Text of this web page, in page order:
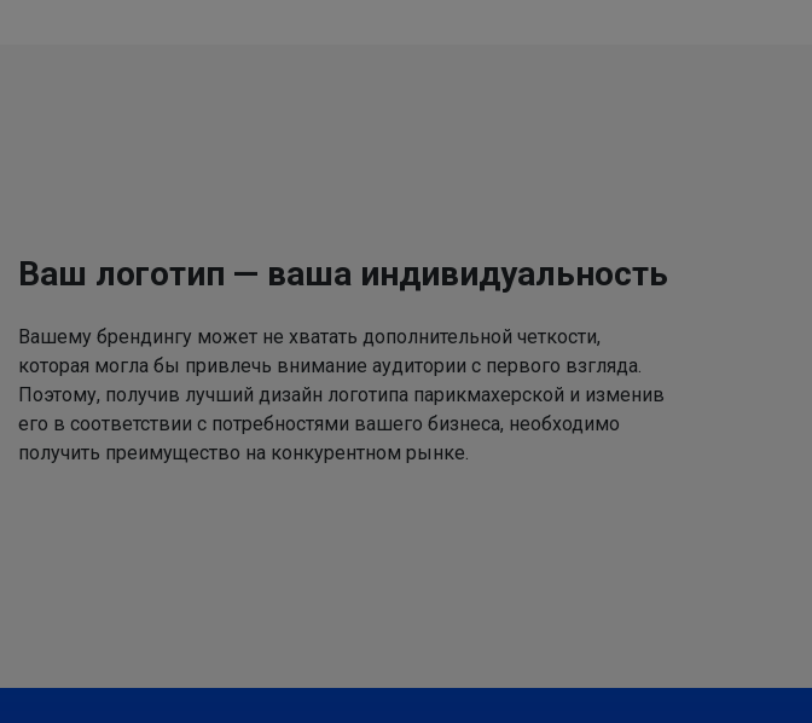
Ваш логотип — ваша индивидуальность
Вашему брендингу может не хватать дополнительной четкости,
которая могла бы привлечь внимание аудитории с первого взгляда.
Поэтому, получив лучший дизайн логотипа парикмахерской и изменив
его в соответствии с потребностями вашего бизнеса, необходимо
получить преимущество на конкурентном рынке.